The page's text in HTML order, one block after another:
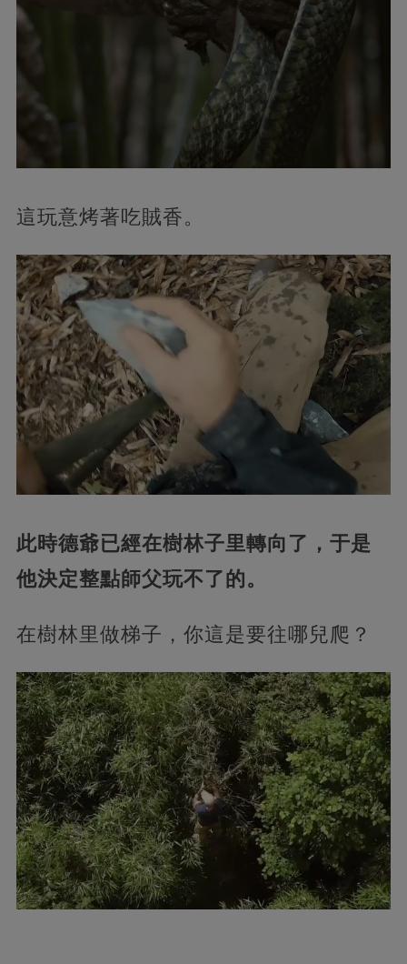
這玩意烤著吃賊香。
此時德爺已經在樹林子里轉向了，于是
他決定整點師父玩不了的。
在樹林里做梯子，你這是要往哪兒爬？